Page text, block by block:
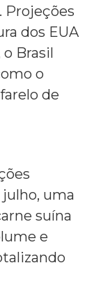
Projeções
dos EUA
Brasil
o
de
uma
suína
e